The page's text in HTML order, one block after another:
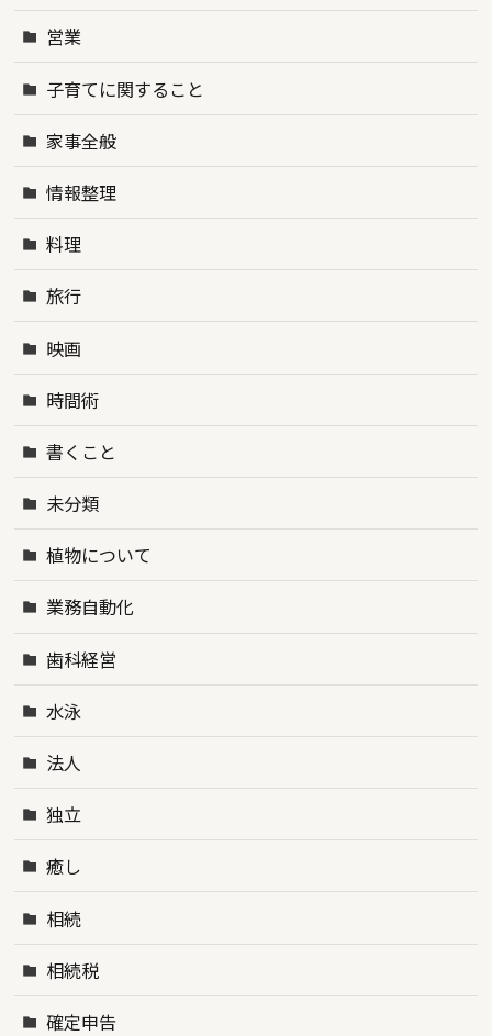
営業
子育てに関すること
家事全般
情報整理
料理
旅行
映画
時間術
書くこと
未分類
植物について
業務自動化
歯科経営
水泳
法人
独立
癒し
相続
相続税
確定申告